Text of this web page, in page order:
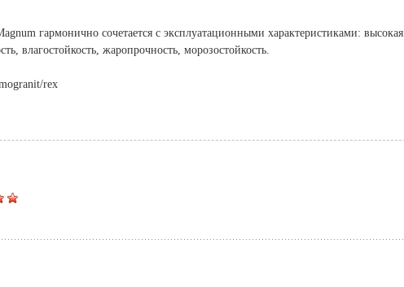
гармонично сочетается с эксплуатационными характеристиками: высокая
влагостойкость, жаропрочность, морозостойкость.
rex